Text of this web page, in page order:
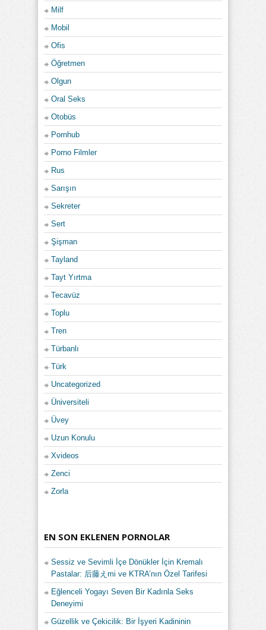
Milf
Mobil
Ofis
Öğretmen
Olgun
Oral Seks
Otobüs
Pornhub
Porno Filmler
Rus
Sarışın
Sekreter
Sert
Şişman
Tayland
Tayt Yırtma
Tecavüz
Toplu
Tren
Türbanlı
Türk
Uncategorized
Üniversiteli
Üvey
Uzun Konulu
Xvideos
Zenci
Zorla
EN SON EKLENEN PORNOLAR
Sessiz ve Sevimli İçe Dönükler İçin Kremalı
Pastalar: 后藤えmi ve KTRA’nın Özel Tarifesi
Eğlenceli Yogayı Seven Bir Kadınla Seks
Deneyimi
Güzellik ve Çekicilik: Bir İşyeri Kadininin